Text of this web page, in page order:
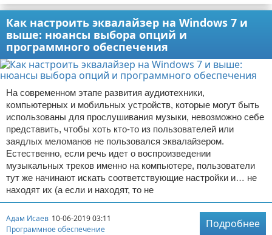
Как настроить эквалайзер на Windows 7 и
выше: нюансы выбора опций и
программного обеспечения
На современном этапе развития аудиотехники,
компьютерных и мобильных устройств, которые могут быть
использованы для прослушивания музыки, невозможно себе
представить, чтобы хоть кто-то из пользователей или
заядлых меломанов не пользовался эквалайзером.
Естественно, если речь идет о воспроизведении
музыкальных треков именно на компьютере, пользователи
тут же начинают искать соответствующие настройки и… не
находят их (а если и находят, то не
Адам Исаев 10-06-2019 03:11
Программное обеспечение
Подробнее